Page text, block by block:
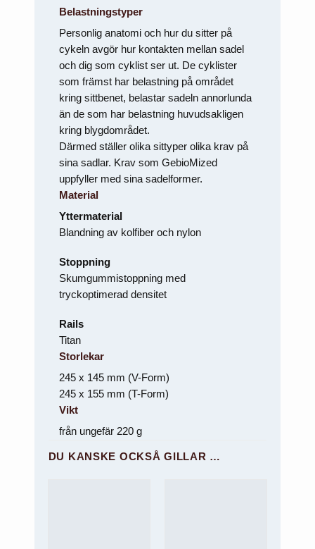
Belastningstyper
Personlig anatomi och hur du sitter på
cykeln avgör hur kontakten mellan sadel
och dig som cyklist ser ut. De cyklister
som främst har belastning på området
kring sittbenet, belastar sadeln annorlunda
än de som har belastning huvudsakligen
kring blygdområdet.
Därmed ställer olika sittyper olika krav på
sina sadlar. Krav som GebioMized
uppfyller med sina sadelformer.
Material
Yttermaterial
Blandning av kolfiber och nylon
Stoppning
Skumgummistoppning med
tryckoptimerad densitet
Rails
Titan
Storlekar
245 x 145 mm (V-Form)
245 x 155 mm (T-Form)
Vikt
från ungefär 220 g
DU KANSKE OCKSÅ GILLAR …